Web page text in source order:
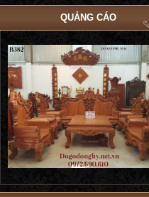
Bộ Giường Ngủ Tủ Áo Phòng
| Đồ Gỗ Phú Hải GN183
QUẢNG CÁO